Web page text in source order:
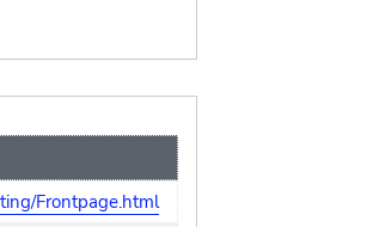
Frontpage.html